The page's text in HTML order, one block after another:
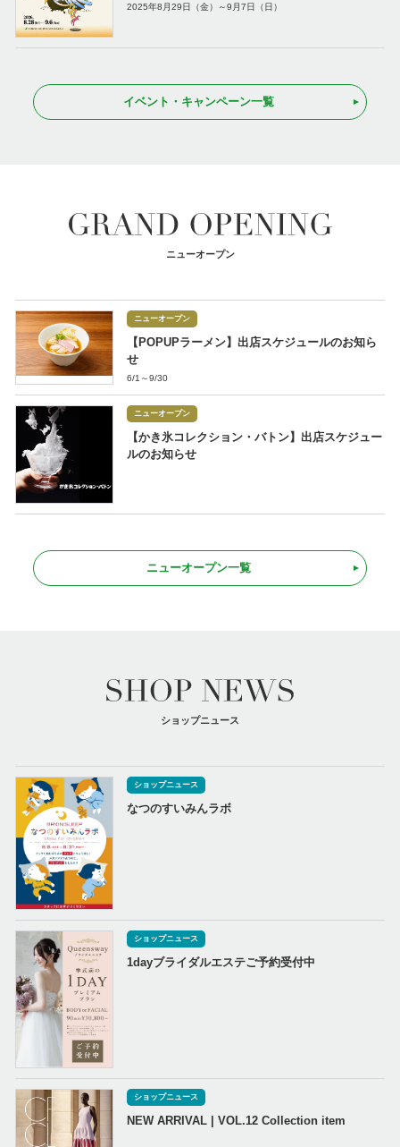
2025年8月29日（金）～9月7日（日）
イベント・キャンペーン一覧
ニューオープン
ニューオープン
【POPUPラーメン】出店スケジュールのお知ら
せ
6/1～9/30
ニューオープン
【かき氷コレクション・バトン】出店スケジュー
ルのお知らせ
ニューオープン一覧
ショップニュース
ショップニュース
なつのすいみんラボ
ショップニュース
1dayブライダルエステご予約受付中
ショップニュース
NEW ARRIVAL | VOL.12 Collection item